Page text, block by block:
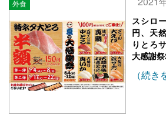
外食
スシロ
円、天
りとろ
大感謝
（続き